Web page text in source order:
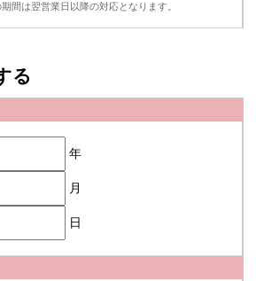
間は翌営業日以降の対応となります。
る
年
月
日